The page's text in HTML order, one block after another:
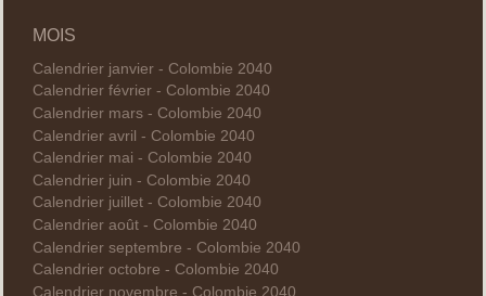
MOIS
Calendrier janvier - Colombie 2040
Calendrier février - Colombie 2040
Calendrier mars - Colombie 2040
Calendrier avril - Colombie 2040
Calendrier mai - Colombie 2040
Calendrier juin - Colombie 2040
Calendrier juillet - Colombie 2040
Calendrier août - Colombie 2040
Calendrier septembre - Colombie 2040
Calendrier octobre - Colombie 2040
Calendrier novembre - Colombie 2040